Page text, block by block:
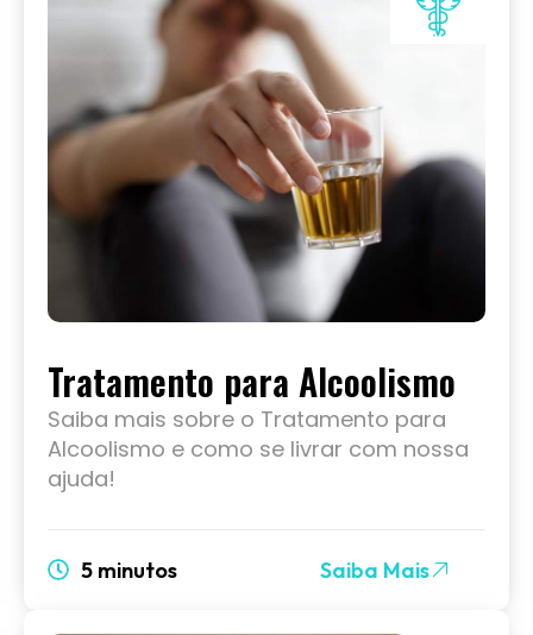
Tratamento para Alcoolismo
Saiba mais sobre o Tratamento para
Alcoolismo e como se livrar com nossa
ajuda!
5 minutos Saiba Mais